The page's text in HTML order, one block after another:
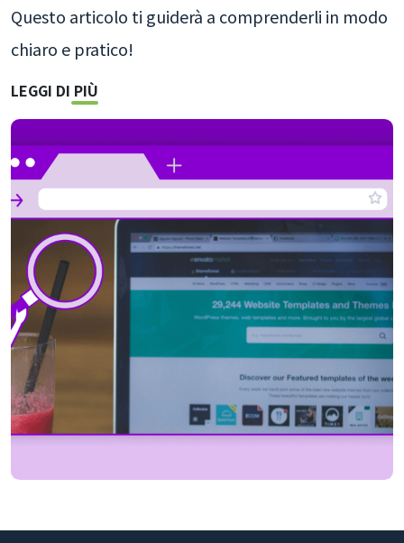
Questo articolo ti guiderà a comprenderli in modo
chiaro e pratico!
LEGGI DI PIÙ